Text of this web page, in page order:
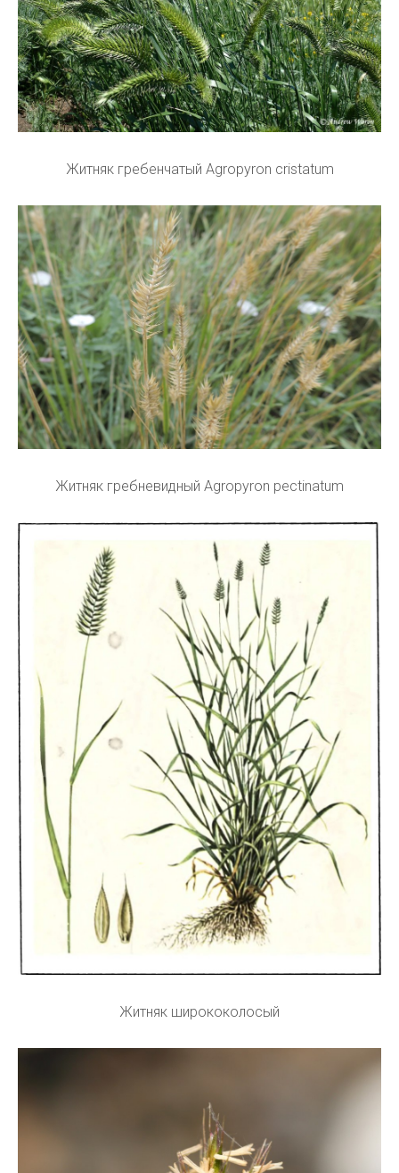
Житняк гребенчатый Agropyron cristatum
Житняк гребневидный Agropyron pectinatum
Житняк ширококолосый